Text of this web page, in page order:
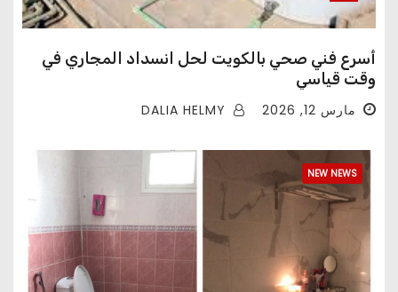
أسرع فني صحي بالكويت لحل انسداد المجاري في
وقت قياسي
مارس 12, 2026
NEW NEWS